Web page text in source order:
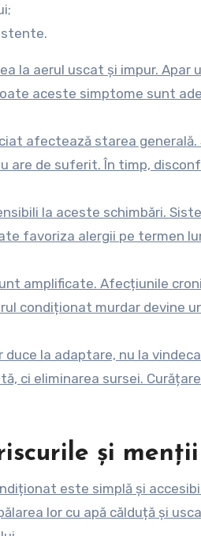
la aerul uscat și impur.
aceste simptome sunt
afectează starea
are de suferit. În timp,
la aceste schimbări.
favoriza alergii pe termen
amplificate. Afecțiunile
condiționat murdar devine
la adaptare, nu la
ci eliminarea sursei.
și
este simplă și
lor cu apă călduță și